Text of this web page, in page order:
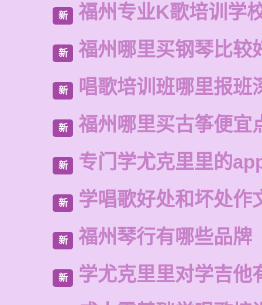
新 福州专业K歌培训学
新 福州哪里买钢琴比较
新 唱歌培训班哪里报班
新 福州哪里买古筝便宜
新 专门学尤克里里的
新 学唱歌好处和坏处作
新 福州琴行有哪些品牌
新
学尤克里里对学吉他